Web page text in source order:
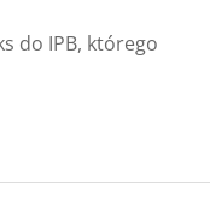
do IPB, którego